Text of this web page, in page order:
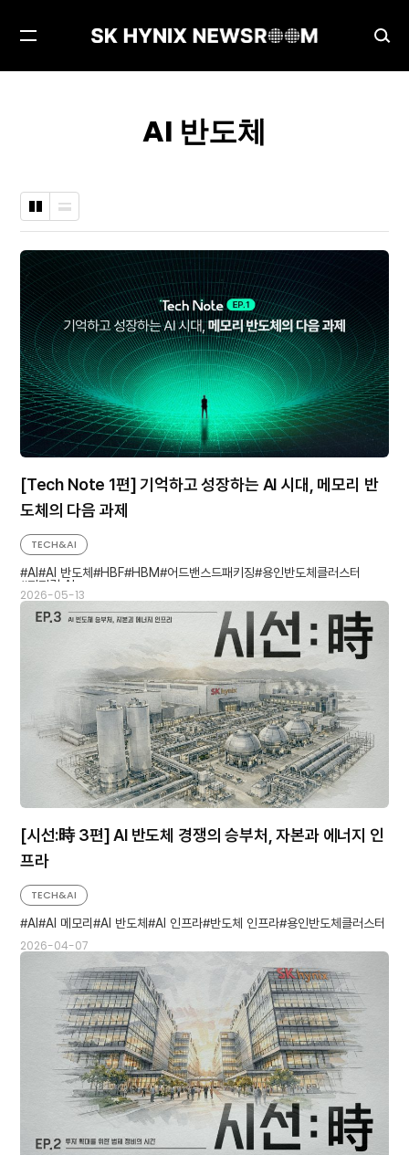
검
색
메
AI 반도체
바
형
나
[Tech Note 1편] 기억하고 성장하는 AI 시대, 메모리 반
도체의 다음 과제
2026-05-13
TECH&AI
AI
AI 반도체 HBF HBM 어드밴스드패키징 용인반도체클러스터
피지컬 AI
[시선:時 3편] AI 반도체 경쟁의 승부처, 자본과 에너지 인
프라
2026-04-07
TECH&AI
AI
AI 메모리 AI 반도체 AI 인프라 반도체 인프라 용인반도체클러스터